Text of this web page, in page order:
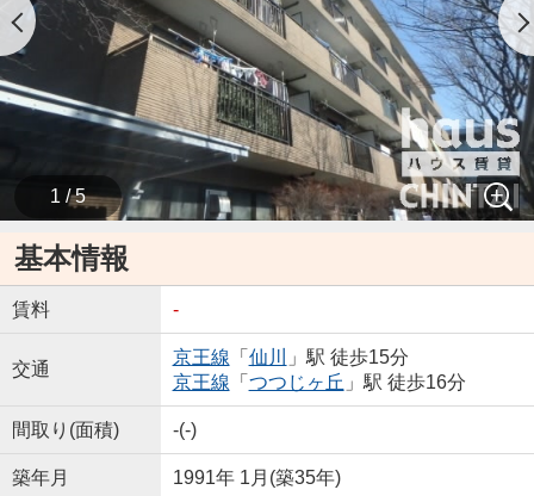
1 / 5
基本情報
賃料 -
交通
京王線 「 仙川
」駅 徒歩15分
京王線 「 つつじヶ丘 」駅 徒歩16分
間取り(面積) -(-)
築年月 1991年 1月(築35年)